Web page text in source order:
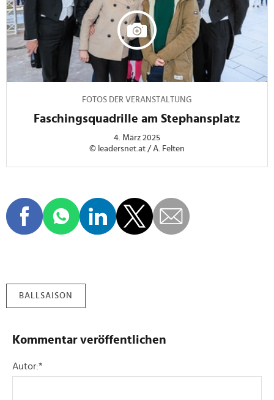
FOTOS DER VERANSTALTUNG
Faschingsquadrille am Stephansplatz
4. März 2025
© leadersnet.at / A. Felten
BALLSAISON
Kommentar veröffentlichen
Autor:*